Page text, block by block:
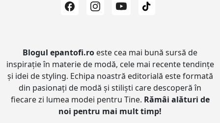
Blogul epantofi.ro este cea mai bună sursă de
inspirație în materie de modă, cele mai recente tendințe
și idei de styling. Echipa noastră editorială este formată
din pasionați de modă și stiliști care descoperă în
fiecare zi lumea modei pentru Tine. Rămâi alături de
noi pentru mai mult timp!